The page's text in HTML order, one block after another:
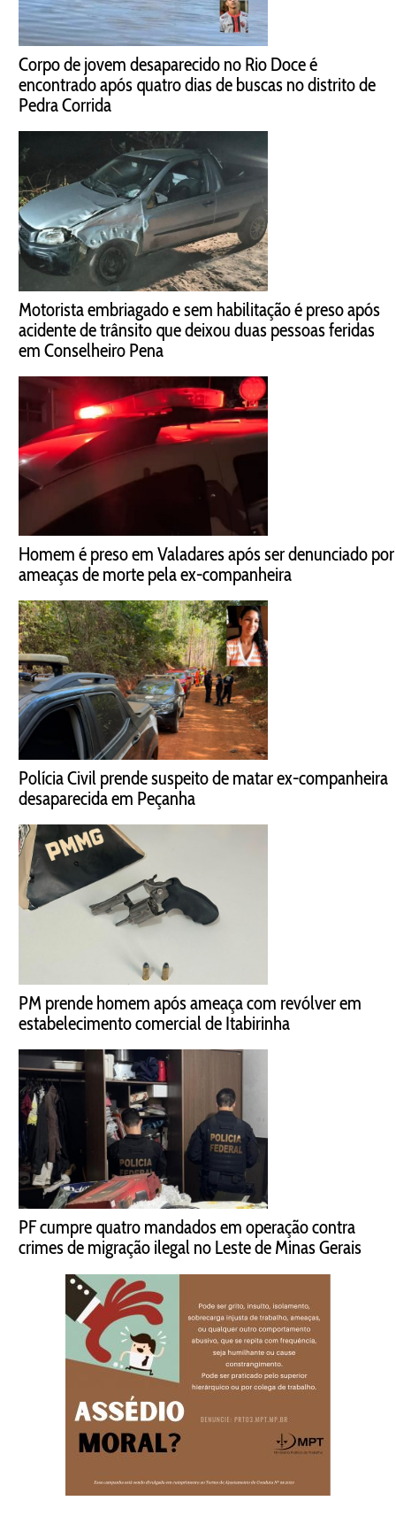
Corpo de jovem desaparecido no Rio Doce é
encontrado após quatro dias de buscas no distrito de
Pedra Corrida
Motorista embriagado e sem habilitação é preso após
acidente de trânsito que deixou duas pessoas feridas
em Conselheiro Pena
Homem é preso em Valadares após ser denunciado por
ameaças de morte pela ex-companheira
Polícia Civil prende suspeito de matar ex-companheira
desaparecida em Peçanha
PM prende homem após ameaça com revólver em
estabelecimento comercial de Itabirinha
PF cumpre quatro mandados em operação contra
crimes de migração ilegal no Leste de Minas Gerais